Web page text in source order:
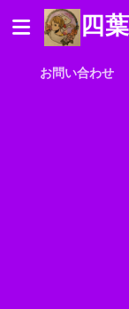
四
お問い合わせ